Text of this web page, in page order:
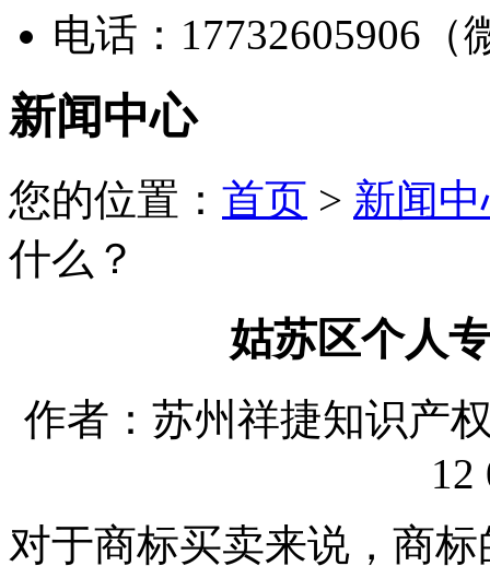
电话：17732605906（
新闻中心
您的位置： 首页 > 新闻
什么？
姑苏区个人
作者：苏州祥捷知识产
12
对于商标买卖来说，商